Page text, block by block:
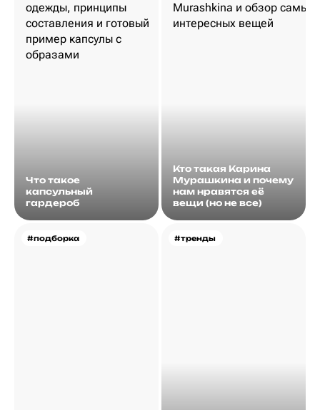
Что такое
капсульный
гардероб
Кто такая Карина
Мурашкина и почему
нам нравятся её
вещи (но не все)
#подборка #тренды